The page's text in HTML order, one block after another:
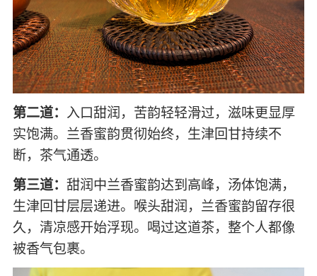
第二道： 入口甜润，苦韵轻轻滑过，滋味更显厚
实饱满。兰香蜜韵贯彻始终，生津回甘持续不
断，茶气通透。
第三道： 甜润中兰香蜜韵达到高峰，汤体饱满，
生津回甘层层递进。喉头甜润，兰香蜜韵留存很
久，清凉感开始浮现。喝过这道茶，整个人都像
被香气包裹。